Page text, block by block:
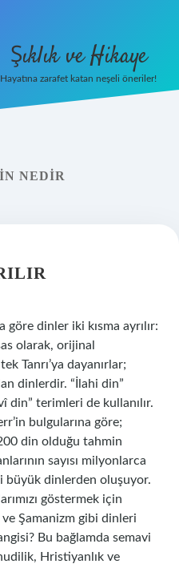
Şıklık ve Hikaye
Hayatına zarafet katan neşeli öneriler!
NEDIR
göre dinler iki kısma ayrılır:
olarak, orijinal
Tanrı’ya dayanırlar;
dinlerdir. “İlahi din”
din” terimleri de kullanılır.
bulgularına göre;
din olduğu tahmin
sayısı milyonlarca
büyük dinlerden oluşuyor.
göstermek için
Şamanizm gibi dinleri
Bu bağlamda semavi
Hristiyanlık ve